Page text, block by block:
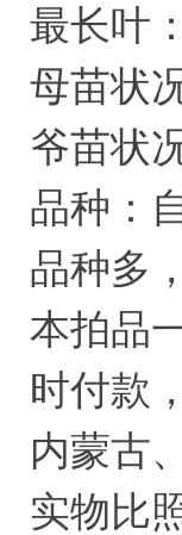
最长叶
母苗状
爷苗状
品种：
品种多
本拍品
时付款
内蒙古
实物比